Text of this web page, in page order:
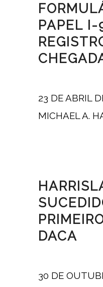
PAPEL I-
23 DE ABRIL
/
MICHAEL A.
DACA
30 DE /